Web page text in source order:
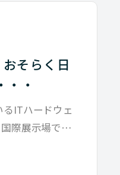
そらく日
・・
ITハードウェ
際展示場で開